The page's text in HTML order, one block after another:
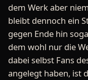
dem Werk aber
bleibt dennoch ein
gegen Ende hin
dem wohl nur die
dabei selbst Fans
angelegt haben, ist